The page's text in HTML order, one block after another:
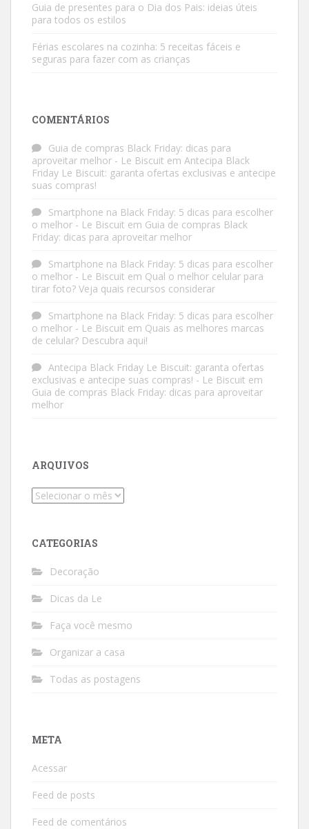
Guia de presentes para o Dia dos Pais: ideias úteis
para todos os estilos
Férias escolares na cozinha: 5 receitas fáceis e
seguras para fazer com as crianças
COMENTÁRIOS
Guia de compras Black Friday: dicas para
aproveitar melhor - Le Biscuit em Antecipa Black
Friday Le Biscuit: garanta ofertas exclusivas e antecipe
suas compras!
Smartphone na Black Friday: 5 dicas para escolher
o melhor - Le Biscuit em Guia de compras Black
Friday: dicas para aproveitar melhor
Smartphone na Black Friday: 5 dicas para escolher
o melhor - Le Biscuit em Qual o melhor celular para
tirar foto? Veja quais recursos considerar
Smartphone na Black Friday: 5 dicas para escolher
o melhor - Le Biscuit em Quais as melhores marcas
de celular? Descubra aqui!
Antecipa Black Friday Le Biscuit: garanta ofertas
exclusivas e antecipe suas compras! - Le Biscuit em
Guia de compras Black Friday: dicas para aproveitar
melhor
ARQUIVOS
Arquivos
CATEGORIAS
Decoração
Dicas da Le
Faça você mesmo
Organizar a casa
Todas as postagens
META
Acessar
Feed de posts
Feed de comentários